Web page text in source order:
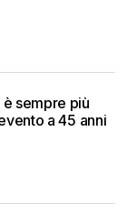
è sempre più
a 45 anni